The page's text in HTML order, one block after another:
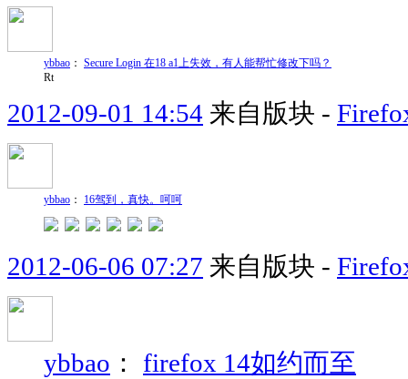
ybbao ： Secure Login 在18 a1上失效，有人能帮忙修改下吗？
Rt
2012-09-01 14:54 来自版块 -
ybbao ： 16驾到，真快。呵呵
2012-06-06 07:27 来自版块 -
ybbao ： firefox 14如约而至